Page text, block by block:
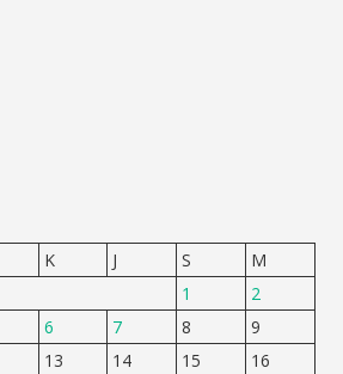
K J S
M
1
2
6 7 8
9
13 14 15
16